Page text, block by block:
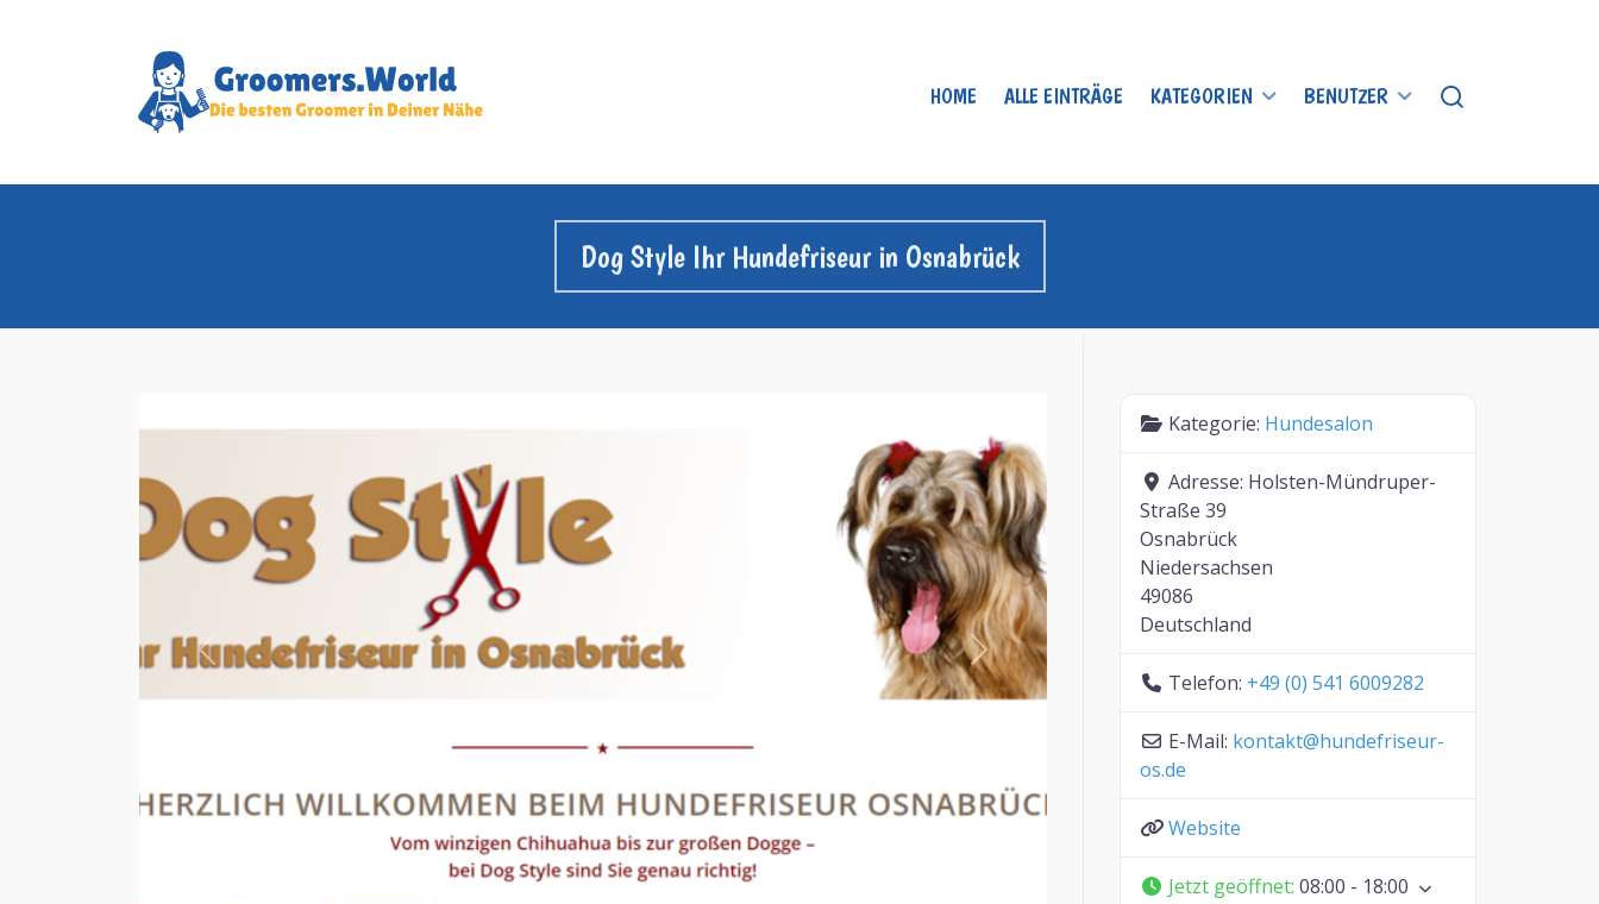
HOME ALLE EINTRÄGE KATEGORIEN BENUTZER
Dog Style Ihr Hundefriseur in Osnabrück
Vorheriges Nächstes
Kategorie: Hundesalon
Adresse: Holsten-Mündruper-
Straße 39
Osnabrück
Niedersachsen
49086
Deutschland
Telefon: +49 (0) 541 6009282
E-Mail: kontakt@hundefriseur-
os.de
Website
Jetzt geöffnet:08:00 - 18:00